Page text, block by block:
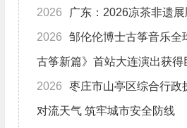
2026 广东：2026凉茶非遗
2026 邹伦伦博士古筝音乐全
古筝新篇》首站大连演出获得
2026 枣庄市山亭区综合行政
对流天气 筑牢城市安全防线